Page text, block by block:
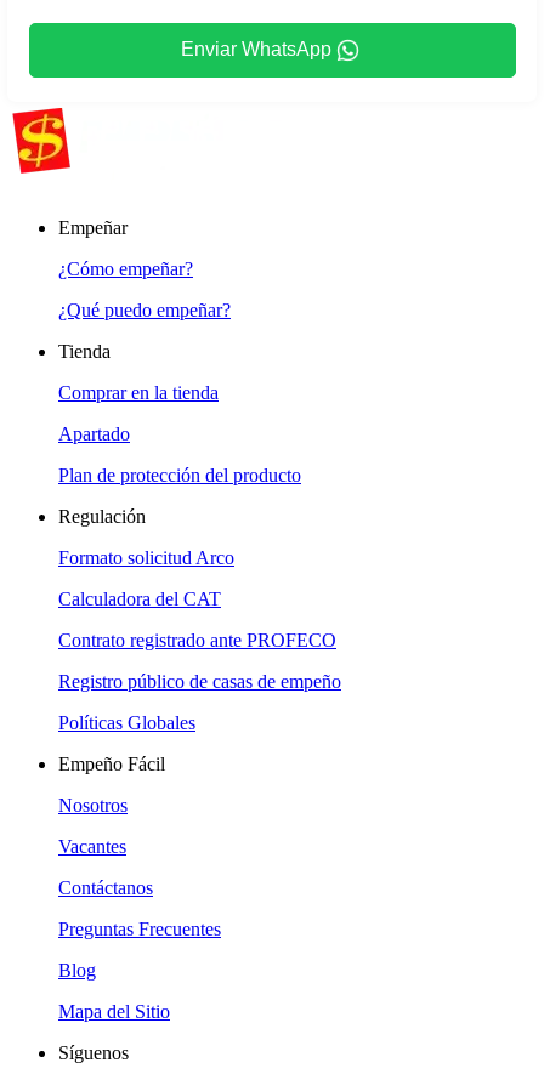
Enviar WhatsApp
Empeñar
¿Cómo empeñar?
¿Qué puedo empeñar?
Tienda
Comprar en la tienda
Apartado
Plan de protección del producto
Regulación
Formato solicitud Arco
Calculadora del CAT
Contrato registrado ante PROFECO
Registro público de casas de empeño
Políticas Globales
Empeño Fácil
Nosotros
Vacantes
Contáctanos
Preguntas Frecuentes
Blog
Mapa del Sitio
Síguenos